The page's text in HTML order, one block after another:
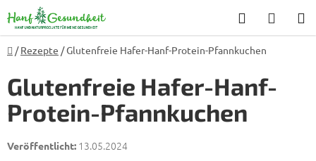
Inhalt
springen
Suchen
Startseite
/ Rezepte /Glutenfreie Hafer-Hanf-Protein-Pfannkuchen
Glutenfreie Hafer-Hanf-
Protein-Pfannkuchen
13.05.2024